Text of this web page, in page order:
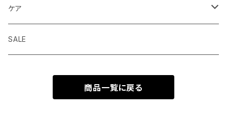
ウェットフード
トリーツ おやつ
首輪 カラー
seven seas dog
ハーネス 胴輪
seven seas dog
トーイ おもちゃ
ケア
シャンプー
SALE
商品一覧に戻る